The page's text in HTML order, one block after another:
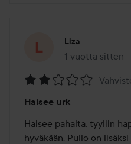
Liza
1 vuotta sitten
Viesti luotiin 1
2
/
5
Haisee urk
Haisee pahalta, tyyliin
hyväkään. Pullo on